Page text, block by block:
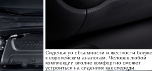
Сиденья по объемности и жесткости ближе
к европейским аналогам. Человек любой
комплекции вполне комфортно сможет
устроиться на сидениях как спереди,